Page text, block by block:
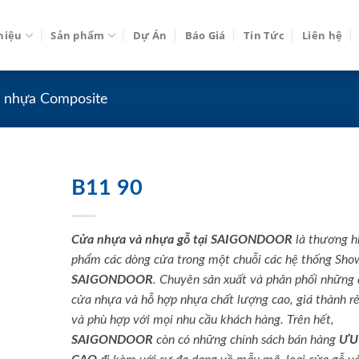
Sản phẩm Dự Án Báo Giá Tin Tức Liên hệ
nhựa Composite
B11 90
Cửa nhựa và nhựa gỗ tại SAIGONDOOR là thương
phẩm các dòng cửa trong một chuỗi các hệ thống
SAIGONDOOR. Chuyên sản xuất và phân phối những
cửa nhựa và hỗ hợp nhựa chất lượng cao, giá thành
và phù hợp với mọi nhu cầu khách hàng. Trên hết,
SAIGONDOOR còn có những chính sách bán hàng